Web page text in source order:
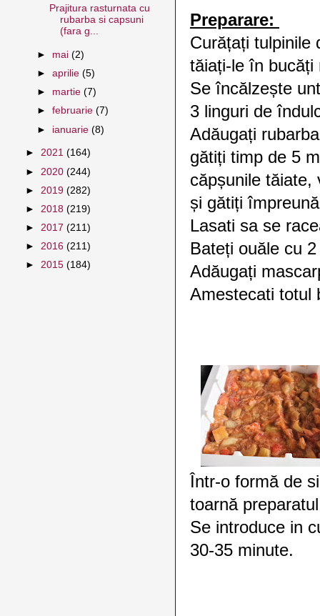
Preparare:
Curățați tulpinile
tăiați-le în
Se încălzește
3 linguri de
Adăugați
gătiți timp de 5
căpșunile tăiate,
și gătiți
Lasati sa se
Bateți ouăle cu
Adăugați
Amestecati totul
Într-o formă de
toarnă
Se introduce in
30-35 minute.
Prajitura rasturnata cu
rubarba si capsuni
(fara g...
► mai(2)
►aprilie(5)
► martie(7)
►februarie(7)
► ianuarie(8)
► 2021 (164)
► 2020 (244)
► 2019 (282)
► 2018 (219)
► 2017 (211)
► 2016 (211)
► 2015 (184)